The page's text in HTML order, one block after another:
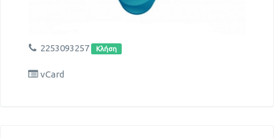
2253093257 Κλήση
vCard